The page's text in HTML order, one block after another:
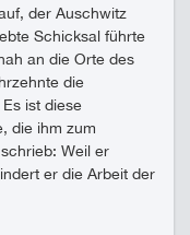
der Auschwitz
Schicksal führte
an die Orte des
die
ist diese
die ihm zum
Weil er
er die Arbeit der